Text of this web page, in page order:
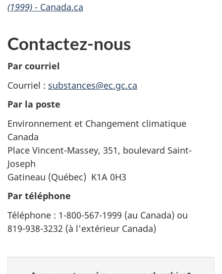
(1999) - Canada.ca
Contactez-nous
Par courriel
Courriel : substances@ec.gc.ca
Par la poste
Environnement et Changement climatique
Canada
Place Vincent-Massey, 351, boulevard Saint-
Joseph
Gatineau (Québec) K1A 0H3
Par téléphone
Téléphone : 1-800-567-1999 (au Canada) ou
819-938-3232 (à l'extérieur Canada)